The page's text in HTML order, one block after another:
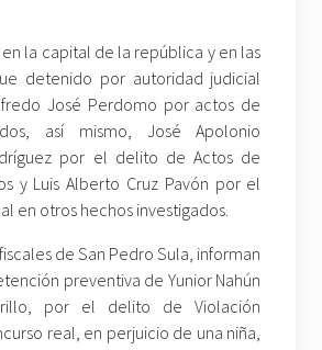
la capital de la república y en las
detenido por autoridad judicial
José Perdomo por actos de
así mismo, José Apolonio
por el delito de Actos de
y Luis Alberto Cruz Pavón por el
en otros hechos investigados.
de San Pedro Sula, informan
preventiva de Yunior Nahún
por el delito de Violación
real, en perjuicio de una niña,